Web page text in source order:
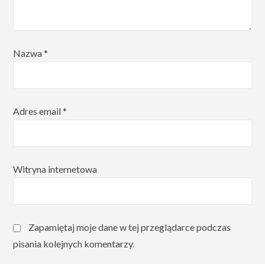
Nazwa*
Adres email*
Witryna internetowa
Zapamiętaj moje dane w tej przeglądarce podczas
pisania kolejnych komentarzy.